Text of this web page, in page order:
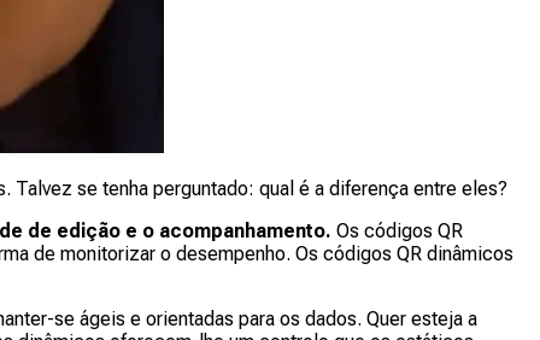
se tenha perguntado: qual é a diferença entre eles?
de edição e o acompanhamento. Os códigos QR
de monitorizar o desempenho. Os códigos QR dinâmicos
se ágeis e orientadas para os dados. Quer esteja a